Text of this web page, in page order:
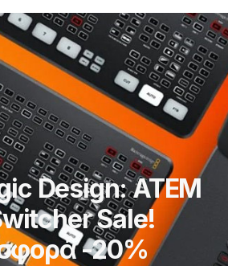
Design: ATEM
Sale!
-20%